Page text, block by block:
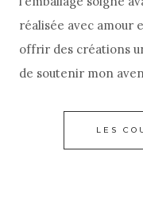
réalisée avec amour
offrir des créations
de soutenir mon
LES